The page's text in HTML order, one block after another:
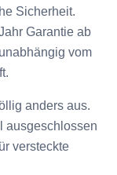
Sicherheit.
Garantie ab
vom
anders aus.
ausgeschlossen
versteckte